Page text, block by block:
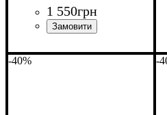
1 550грн
-40% -